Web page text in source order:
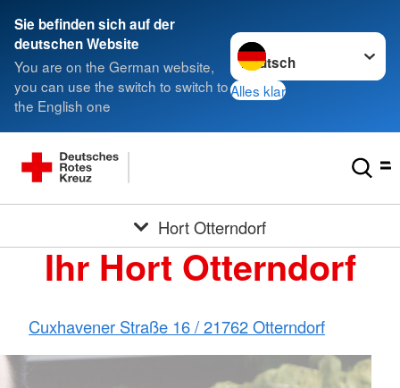
Sie befinden sich auf der
deutschen Website
You are on the German website,
you can use the switch to switch to
the English one
Sprache wechseln zu
Alles klar
Hort Otterndorf
Ihr Hort Otterndorf
Cuxhavener Straße 16 / 21762 Otterndorf